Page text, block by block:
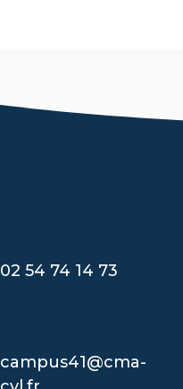
02 54 74 14 73
campus41@cma-